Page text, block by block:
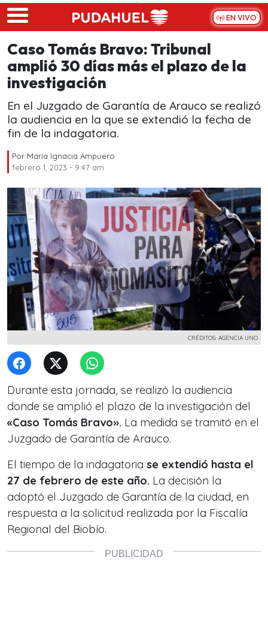
Skip to main content
EN VIVO
Caso Tomás Bravo: Tribunal
amplió 30 días más el plazo de la
investigación
En el Juzgado de Garantía de Arauco se realizó
la audiencia en la que se extendió la fecha de
fin de la indagatoria.
Por María Ignacia Ampuero
febrero 1, 2023 - 9:47 am
CRÉDITOS: AGENCIA UNO
Durante esta jornada, se realizó la audiencia
donde se amplió el plazo de la investigación del
«Caso Tomás Bravo». La medida se tramitó en el
Juzgado de Garantía de Arauco.
El tiempo de la indagatoria se extendió hasta el
27 de febrero de este año. La decisión la
adoptó el Juzgado de Garantía de la ciudad, en
respuesta a la solicitud realizada por la Fiscalía
Regional del Biobío.